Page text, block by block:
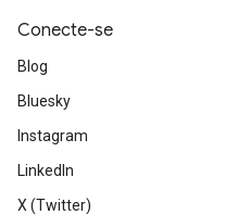
Conecte-se
Blog
Bluesky
Instagram
LinkedIn
X (Twitter)